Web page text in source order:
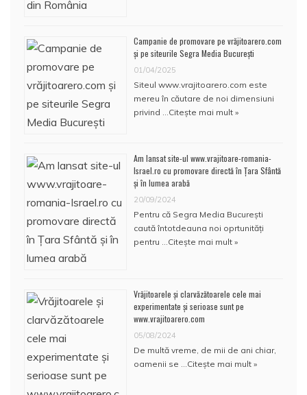
Campanie de promovare pe vrăjitoarero.com
și pe siteurile Segra Media București
01/04/2025
Siteul www.vrajitoarero.com este
mereu în căutare de noi dimensiuni
privind …Citește mai mult »
Am lansat site-ul www.vrajitoare-romania-
Israel.ro cu promovare directă în Țara Sfântă
și în lumea arabă
20/09/2024
Pentru că Segra Media București
caută întotdeauna noi oprtunități
pentru …Citește mai mult »
Vrăjitoarele și clarvăzătoarele cele mai
experimentate și serioase sunt pe
www.vrajitoarero.com
05/08/2024
De multă vreme, de mii de ani chiar,
oamenii se …Citește mai mult »